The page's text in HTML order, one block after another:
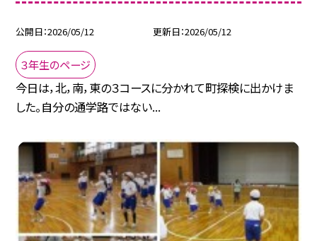
公開日 2026/05/12 更新日 2026/05/12
３年生のページ
今日は，北，南，東の３コースに分かれて町探検に出かけま
した。自分の通学路ではない...